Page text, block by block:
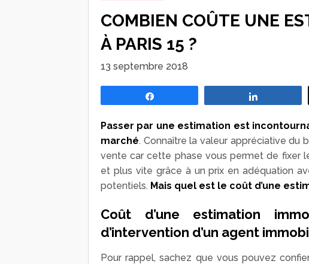
COMBIEN COÛTE UNE
À PARIS 15 ?
13 septembre 2018
Passer par une estimation est
marché. Connaître la valeur appréciative du
vente car cette phase vous permet de fixer
et plus vite grâce à un prix en adéquation
potentiels. Mais quel est le coût d’une
Coût d’une estimation
d’intervention d’un agent
Pour rappel, sachez que vous pouvez